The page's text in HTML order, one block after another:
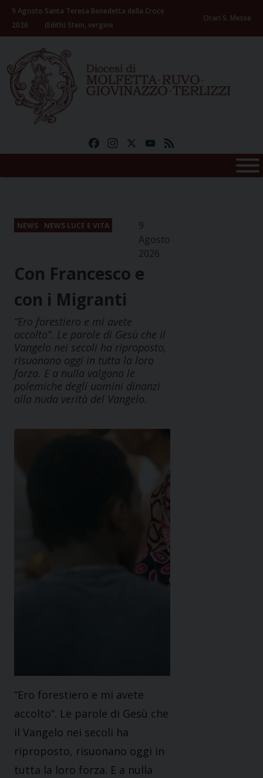
Skip
content
9 Agosto
2026
Santa Teresa Benedetta della Croce
(Edith) Stein, vergine
Orari S. Messe
FacebookInstagramYouTube
NEWS NEWS LUCE E VITA
9
Agosto
2026
Con Francesco e
con i Migranti
“Ero forestiero e mi avete
accolto”. Le parole di Gesù che il
Vangelo nei secoli ha riproposto,
risuonano oggi in tutta la loro
forza. E a nulla valgono le
polemiche degli uomini dinanzi
alla nuda verità del Vangelo.
“Ero forestiero e mi avete
accolto”. Le parole di Gesù che
il Vangelo nei secoli ha
riproposto, risuonano oggi in
tutta la loro forza. E a nulla